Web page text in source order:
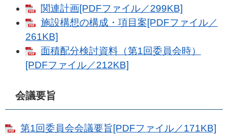
関連計画[PDFファイル／299KB]
施設構想の構成・項目案[PDFファイル／
261KB]
面積配分検討資料（第1回委員会時）
[PDFファイル／212KB]
会議要旨
第1回委員会会議要旨[PDFファイル／171KB]